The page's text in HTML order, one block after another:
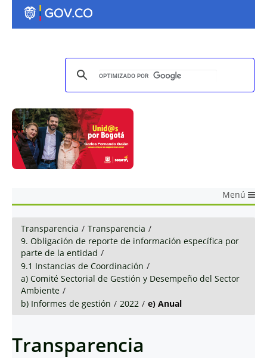
Menú
Transparencia / Transparencia /
9. Obligación de reporte de información específica por
parte de la entidad /
9.1 Instancias de Coordinación /
a) Comité Sectorial de Gestión y Desempeño del Sector
Ambiente /
b) Informes de gestión / 2022 / e) Anual
Transparencia